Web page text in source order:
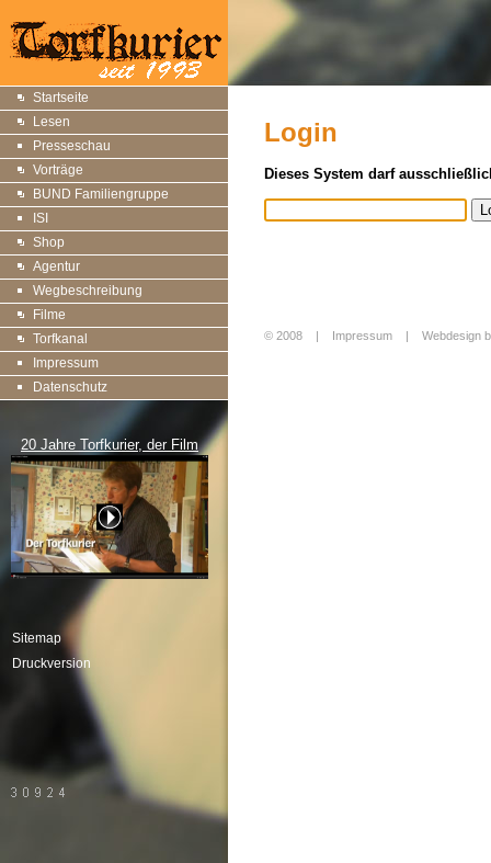
Startseite
Lesen
Presseschau
Vorträge
BUND Familiengruppe
ISI
Shop
Agentur
Wegbeschreibung
Filme
Torfkanal
Impressum
Datenschutz
20 Jahre Torfkurier, der Film
Sitemap
Druckversion
Login
Dieses System darf
© 2008 | Impressum Webdesign